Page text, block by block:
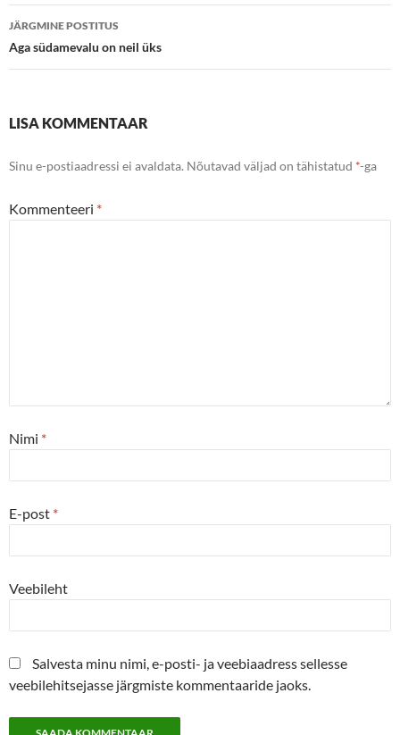
JÄRGMINE POSTITUS
Aga südamevalu on neil üks
LISA KOMMENTAAR
Sinu e-postiaadressi ei avaldata. Nõutavad väljad on tähistatud *-ga
Kommenteeri *
Nimi *
E-post *
Veebileht
Salvesta minu nimi, e-posti- ja veebiaadress sellesse
veebilehitsejasse järgmiste kommentaaride jaoks.